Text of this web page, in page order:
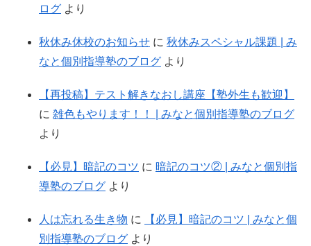
ログ より
秋休み休校のお知らせ に 秋休みスペシャル課題 | み
なと個別指導塾のブログ より
【再投稿】テスト解きなおし講座【塾外生も歓迎】
に 雑色もやります！！ | みなと個別指導塾のブログ
より
【必見】暗記のコツ に 暗記のコツ② | みなと個別指
導塾のブログ より
人は忘れる生き物 に
【必見】暗記のコツ | みなと個
別指導塾のブログ より